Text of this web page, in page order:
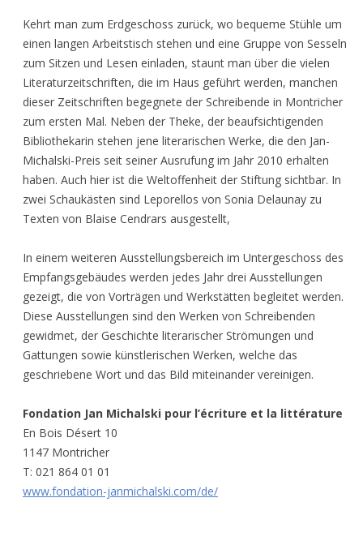
Kehrt man zum Erdgeschoss zurück, wo bequeme Stühle um
einen langen Arbeitstisch stehen und eine Gruppe von Sesseln
zum Sitzen und Lesen einladen, staunt man über die vielen
Literaturzeitschriften, die im Haus geführt werden, manchen
dieser Zeitschriften begegnete der Schreibende in Montricher
zum ersten Mal. Neben der Theke, der beaufsichtigenden
Bibliothekarin stehen jene literarischen Werke, die den Jan-
Michalski-Preis seit seiner Ausrufung im Jahr 2010 erhalten
haben. Auch hier ist die Weltoffenheit der Stiftung sichtbar. In
zwei Schaukästen sind Leporellos von Sonia Delaunay zu
Texten von Blaise Cendrars ausgestellt,
In einem weiteren Ausstellungsbereich im Untergeschoss des
Empfangsgebäudes werden jedes Jahr drei Ausstellungen
gezeigt, die von Vorträgen und Werkstätten begleitet werden.
Diese Ausstellungen sind den Werken von Schreibenden
gewidmet, der Geschichte literarischer Strömungen und
Gattungen sowie künstlerischen Werken, welche das
geschriebene Wort und das Bild miteinander vereinigen.
Fondation Jan Michalski pour l’écriture et la littérature
En Bois Désert 10
1147 Montricher
T: 021 864 01 01
www.fondation-janmichalski.com/de/